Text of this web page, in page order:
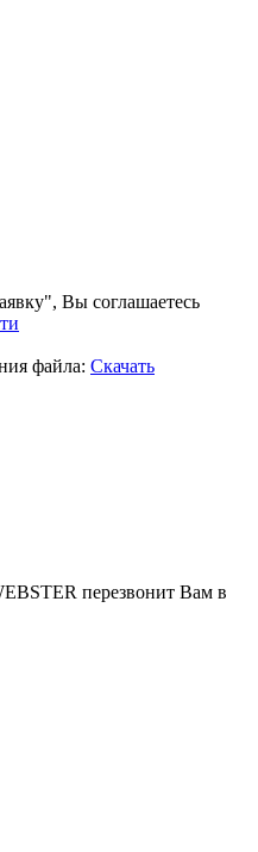
Вы соглашаетесь
файла: Скачать
перезвонит Вам в